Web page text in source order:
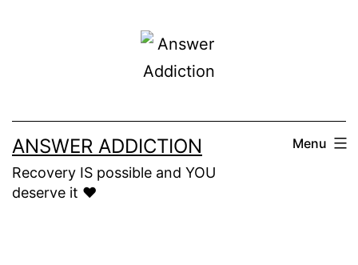
ANSWER ADDICTION
Recovery IS possible and YOU
deserve it ❤️
Menu